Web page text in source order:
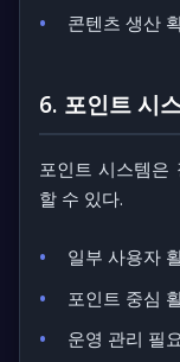
콘텐츠 생산
6. 포인트 시
포인트 시스템은
할 수 있다.
일부 사용자
포인트 중심
운영 관리 필